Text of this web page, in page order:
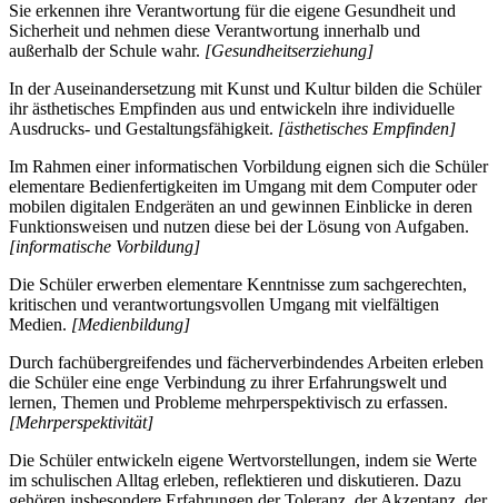
Sie erkennen ihre Verantwortung für die eigene Gesundheit und
Sicherheit und nehmen diese Verantwortung innerhalb und
außerhalb der Schule wahr. [Gesundheitserziehung]
In der Auseinandersetzung mit Kunst und Kultur bilden die Schüler
ihr ästhetisches Empfinden aus und entwickeln ihre individuelle
Ausdrucks- und Gestaltungsfähigkeit. [ästhetisches Empfinden]
Im Rahmen einer informatischen Vorbildung eignen sich die Schüler
elementare Bedienfertigkeiten im Umgang mit dem Computer oder
mobilen digitalen Endgeräten an und gewinnen Einblicke in deren
Funktionsweisen und nutzen diese bei der Lösung von Aufgaben.
[informatische Vorbildung]
Die Schüler erwerben elementare Kenntnisse zum sachgerechten,
kritischen und verantwortungsvollen Umgang mit vielfältigen
Medien. [Medienbildung]
Durch fachübergreifendes und fächerverbindendes Arbeiten erleben
die Schüler eine enge Verbindung zu ihrer Erfahrungswelt und
lernen, Themen und Probleme mehrperspektivisch zu erfassen.
[Mehrperspektivität]
Die Schüler entwickeln eigene Wertvorstellungen, indem sie Werte
im schulischen Alltag erleben, reflektieren und diskutieren. Dazu